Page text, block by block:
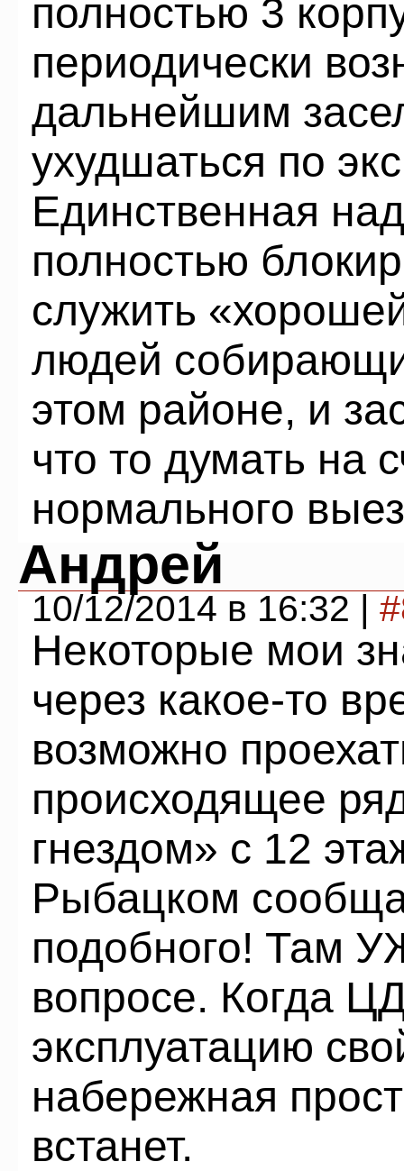
полностью 3
периодически
дальнейшим
ухудшаться по
Единственная
полностью
служить
людей
этом районе, и
что то думать на
нормального
Андрей
10/12/2014 в 16:32 |
Некоторые мои
через какое-то
возможно
происходящее
гнездом» с 12
Рыбацком
подобного! Там
вопросе. Когда
эксплуатацию
набережная
встанет.